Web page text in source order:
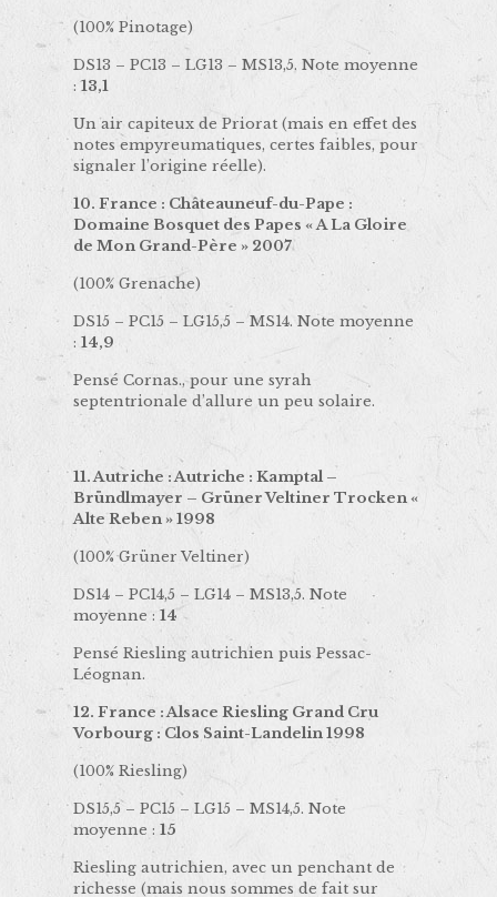
(100% Pinotage)
DS13 – PC13 – LG13 – MS13,5. Note moyenne
:13,1
Un air capiteux de Priorat (mais en effet des
notes empyreumatiques, certes faibles, pour
signaler l’origine réelle).
10. France : Châteauneuf-du-Pape :
Domaine Bosquet des Papes « A La Gloire
de Mon Grand-Père » 2007
(100% Grenache)
DS15 – PC15 – LG15,5 – MS14. Note moyenne
:14,9
Pensé Cornas., pour une syrah
septentrionale d’allure un peu solaire.
11. Autriche : Autriche : Kamptal –
Bründlmayer – Grüner Veltiner Trocken «
Alte Reben » 1998
(100% Grüner Veltiner)
DS14 – PC14,5 – LG14 – MS13,5. Note
moyenne :14
Pensé Riesling autrichien puis Pessac-
Léognan.
12. France : Alsace Riesling Grand Cru
Vorbourg : Clos Saint-Landelin 1998
(100% Riesling)
DS15,5 – PC15 – LG15 – MS14,5. Note
moyenne :15
Riesling autrichien, avec un penchant de
richesse (mais nous sommes de fait sur